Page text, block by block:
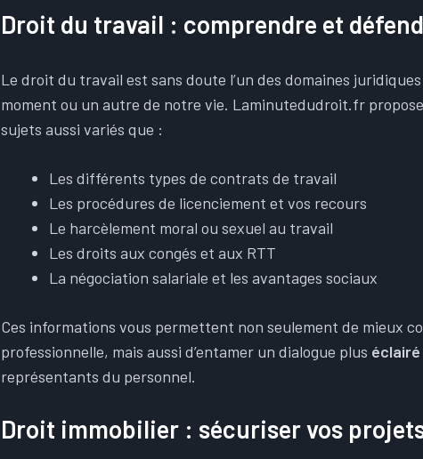
Droit du travail : comprendre et
Le droit du travail est sans doute l’un des domaines
moment ou un autre de notre vie. Laminutedudroit.fr
sujets aussi variés que :
Les différents types de contrats de travail
Les procédures de licenciement et vos recours
Le harcèlement moral ou sexuel au travail
Les droits aux congés et aux RTT
La négociation salariale et les avantages sociaux
Ces informations vous permettent non seulement de mieux
professionnelle, mais aussi d’entamer un dialogue plus
représentants du personnel.
Droit immobilier : sécuriser vos